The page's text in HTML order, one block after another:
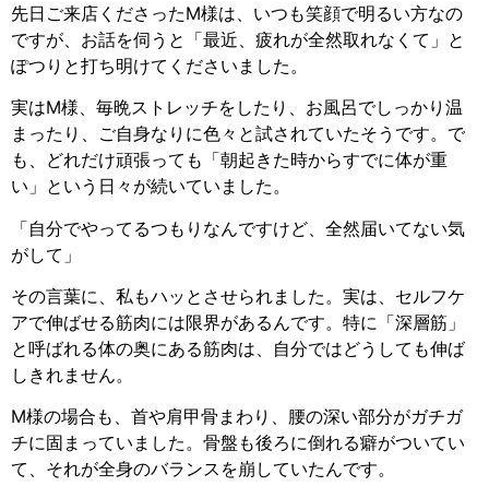
先日ご来店くださったM様は、いつも笑顔で明るい方なの
ですが、お話を伺うと「最近、疲れが全然取れなくて」と
ぽつりと打ち明けてくださいました。
実はM様、毎晩ストレッチをしたり、お風呂でしっかり温
まったり、ご自身なりに色々と試されていたそうです。で
も、どれだけ頑張っても「朝起きた時からすでに体が重
い」という日々が続いていました。
「自分でやってるつもりなんですけど、全然届いてない気
がして」
その言葉に、私もハッとさせられました。実は、セルフケ
アで伸ばせる筋肉には限界があるんです。特に「深層筋」
と呼ばれる体の奥にある筋肉は、自分ではどうしても伸ば
しきれません。
M様の場合も、首や肩甲骨まわり、腰の深い部分がガチガ
チに固まっていました。骨盤も後ろに倒れる癖がついてい
て、それが全身のバランスを崩していたんです。